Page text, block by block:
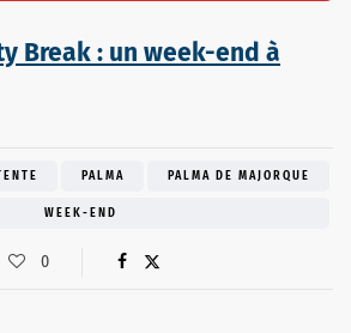
Break : un week-end à
PALMA PALMA DE MAJORQUE
WEEK-END
0